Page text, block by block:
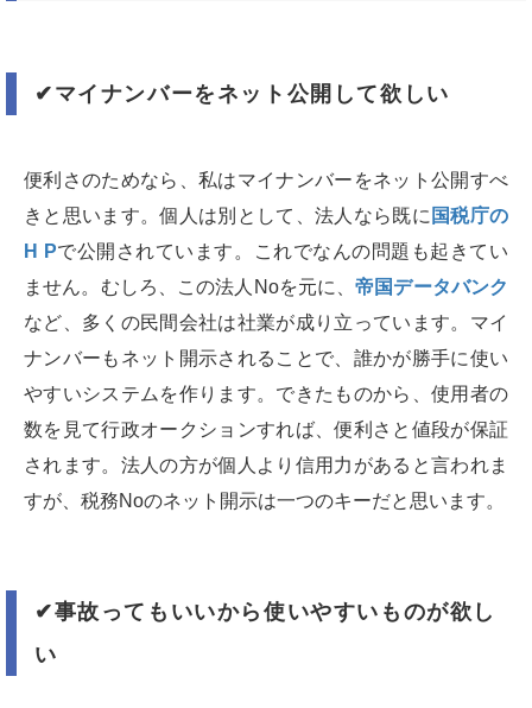
✔︎ マイナンバーをネット公開して欲しい
便利さのためなら、私はマイナンバーをネット公開すべ
きと思います。個人は別として、法人なら既に 国税庁の
H Pで公開されています。これでなんの問題も起きてい
ません。むしろ、この法人Noを元に、帝国データバンク
など、多くの民間会社は社業が成り立っています。マイ
ナンバーもネット開示されることで、誰かが勝手に使い
やすいシステムを作ります。できたものから、使用者の
数を見て行政オークションすれば、便利さと値段が保証
されます。法人の方が個人より信用力があると言われま
すが、税務Noのネット開示は一つのキーだと思います。
✔︎事故ってもいいから使いやすいものが欲し
い